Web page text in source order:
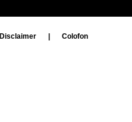
Disclaimer Colofon